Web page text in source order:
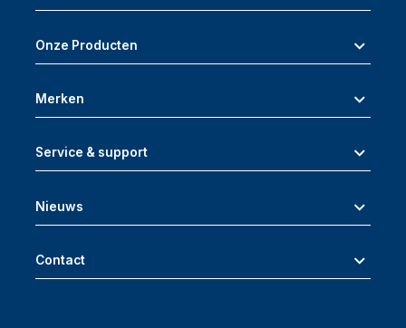
Onze Producten
Merken
Service & support
Nieuws
Contact